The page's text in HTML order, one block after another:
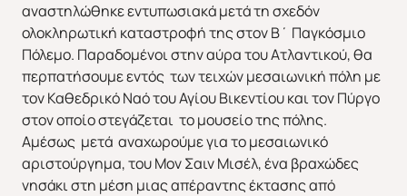
αναστηλώθηκε εντυπωσιακά μετά τη σχεδόν
ολοκληρωτική καταστροφή της στον Β΄ Παγκόσμιο
Πόλεμο. Παραδομένοι στην αύρα του Ατλαντικού, θα
περπατήσουμε εντός των τειχών μεσαιωνική πόλη με
τον Καθεδρικό Ναό του Αγίου Βικεντίου και τον Πύργο
στον οποίο στεγάζεται το μουσείο της πόλης.
Αμέσως μετά αναχωρούμε για το μεσαιωνικό
αριστούργημα, του Μον Σαιν Μισέλ, ένα βραχώδες
νησάκι στη μέση μιας απέραντης έκτασης από